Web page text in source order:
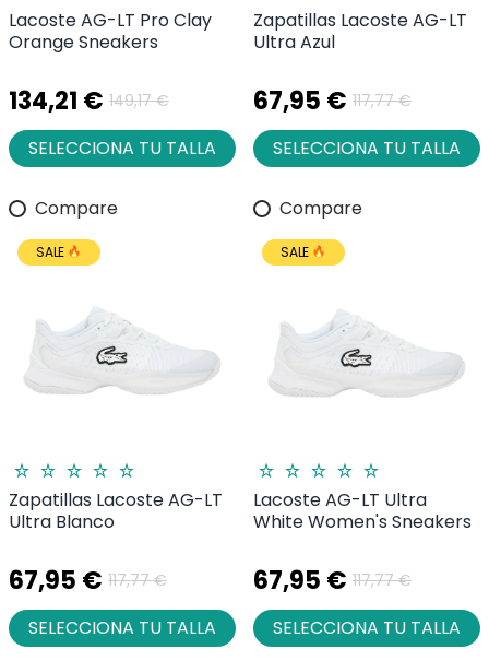
Lacoste AG-LT Pro Clay
Orange Sneakers
134,21 € 149,17 €
SELECCIONA TU TALLA
Zapatillas Lacoste AG-LT
Ultra Azul
67,95 € 117,77 €
SELECCIONA TU TALLA
Compare
SALE
Zapatillas Lacoste AG-LT
Ultra Blanco
67,95 € 117,77 €
SELECCIONA TU TALLA
Compare
SALE
Lacoste AG-LT Ultra
White Women's Sneakers
67,95 € 117,77 €
SELECCIONA TU TALLA